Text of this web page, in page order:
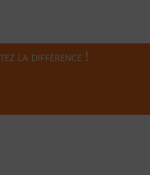
la différence !